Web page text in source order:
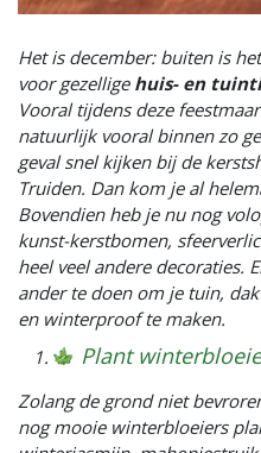
Het is december: buiten is
voor gezellige huis- en
Vooral tijdens deze
natuurlijk vooral binnen zo
geval snel kijken bij de
Truiden. Dan kom je al
Bovendien heb je nu nog
kunst-kerstbomen,
heel veel andere decoraties.
ander te doen om je tuin,
en winterproof te maken.
Plant
Zolang de grond niet
nog mooie winterbloeiers